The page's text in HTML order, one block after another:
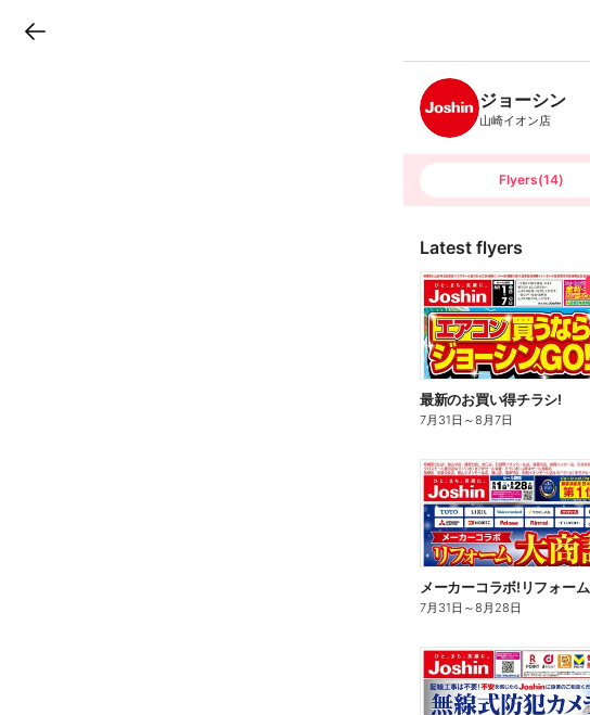
B
n
c
h
T
ジョーシン
山崎イオン店
Flyers(14)
Latest flyers
最新のお買い得チラシ!
7月31日 ～8月7日
7月31日 ～8月28日